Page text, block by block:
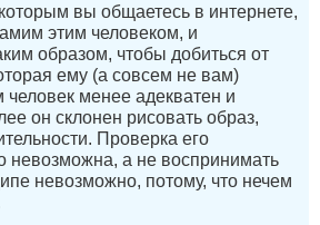
вы общаетесь в интернете,
этим человеком, и
образом, чтобы добиться от
ему (а совсем не вам)
менее адекватен и
он склонен рисовать образ,
Проверка его
невозможна, а не воспринимать
невозможно, потому, что нечем